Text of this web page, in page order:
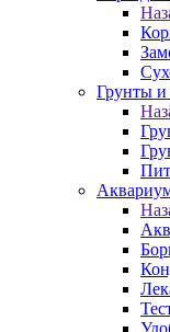
Грунты и